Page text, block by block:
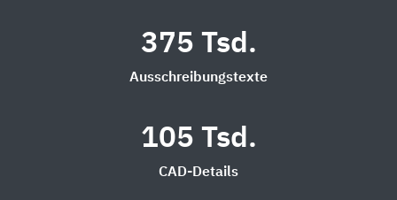
375 Tsd.
Ausschreibungstexte
105 Tsd.
CAD-Details